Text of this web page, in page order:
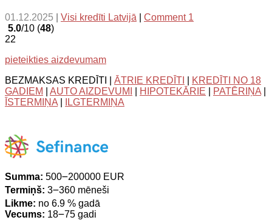
01.12.2025 Visi kredīti Latvijā
Comment 1
5.0/10 (48)
22
pieteikties aizdevumam
BEZMAKSAS KREDĪTI | ĀTRIE KREDĪTI
KREDĪTI NO 18
GADIEM
AUTO AIZDEVUMI HIPOTEKĀRIE PATĒRIŅA
ĪSTERMIŅA
ILGTERMIŅA
Summa: 500౼200000 EUR
Termiņš: 3౼360 mēneši
Likme: no 6.9 % gadā
Vecums: 18౼75 gadi